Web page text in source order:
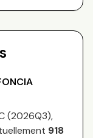
(2026Q3),
918